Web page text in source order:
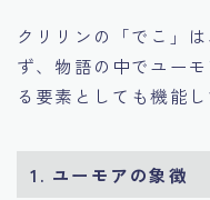
クリリンの「でこ」
ず、物語の中でユー
る要素としても機能し
1. ユーモアの象徴